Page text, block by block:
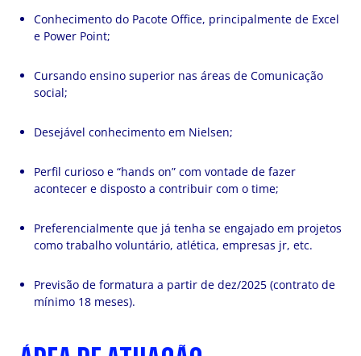
Conhecimento do Pacote Office, principalmente de Excel
e Power Point;
Cursando ensino superior nas áreas de Comunicação
social;
Desejável conhecimento em Nielsen;
Perfil curioso e “hands on” com vontade de fazer
acontecer e disposto a contribuir com o time;
Preferencialmente que já tenha se engajado em projetos
como trabalho voluntário, atlética, empresas jr, etc.
Previsão de formatura a partir de dez/2025 (contrato de
mínimo 18 meses).